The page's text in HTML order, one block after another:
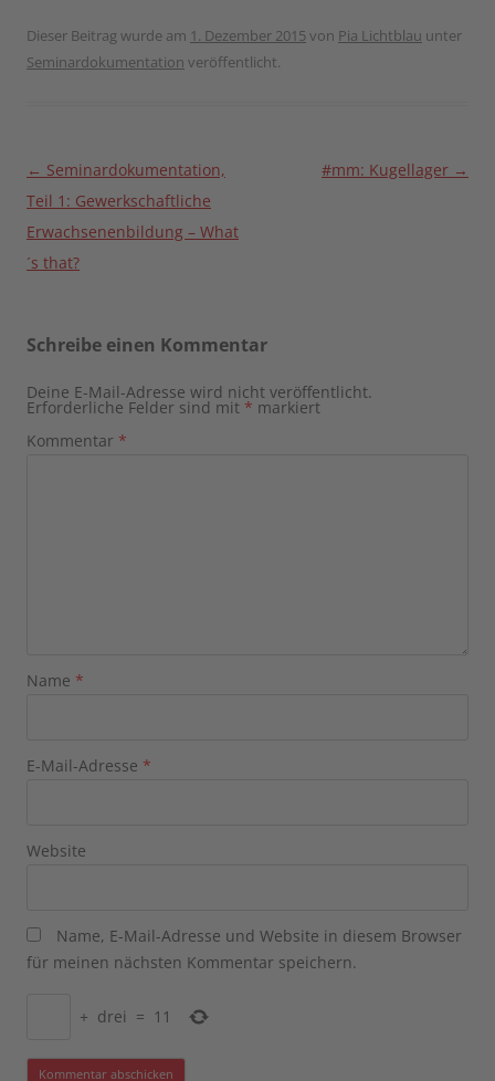
Dieser Beitrag wurde am 1. Dezember 2015von Pia Lichtblau unter
Seminardokumentation veröffentlicht.
Beitragsnavigation
← Seminardokumentation,
Teil 1: Gewerkschaftliche
Erwachsenenbildung – What
´s that?
#mm: Kugellager →
Schreibe einen Kommentar
Deine E-Mail-Adresse wird nicht veröffentlicht.
Erforderliche Felder sind mit * markiert
Kommentar *
Name *
E-Mail-Adresse *
Website
Name, E-Mail-Adresse und Website in diesem Browser
für meinen nächsten Kommentar speichern.
+ drei = 11